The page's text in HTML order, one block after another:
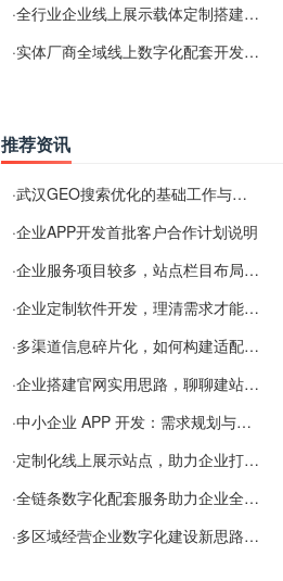
·全行业企业线上展示载体定制搭建服务
·实体厂商全域线上数字化配套开发与地域检索优化服务
推荐资讯
·武汉GEO搜索优化的基础工作与实施思路
·企业APP开发首批客户合作计划说明
·企业服务项目较多，站点栏目布局规划参考思路
·企业定制软件开发，理清需求才能提升数字化落地效率
·多渠道信息碎片化，如何构建适配 AI 检索的品牌信息源
·企业搭建官网实用思路，聊聊建站容易忽视的问题
·中小企业 APP 开发：需求规划与项目落地避坑经验分享
·定制化线上展示站点，助力企业打通线上经营渠道
·全链条数字化配套服务助力企业全域线上经营
·多区域经营企业数字化建设新思路：多端载体与地域检索一体化落地思路分享